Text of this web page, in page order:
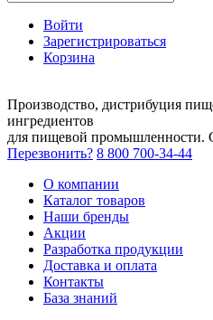
Войти
Зарегистрироваться
Корзина
Производство, дистрибуция
ингредиентов
для пищевой промышленности.
Перезвонить? 8 800 700-34-44
О компании
Каталог товаров
Наши бренды
Акции
Разработка продукции
Доставка и оплата
Контакты
База знаний